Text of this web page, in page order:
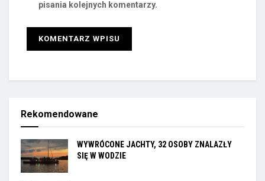
pisania kolejnych komentarzy.
Rekomendowane
WYWRÓCONE JACHTY, 32 OSOBY ZNALAZŁY
SIĘ W WODZIE